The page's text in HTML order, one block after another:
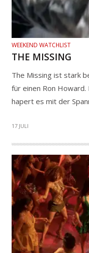
WEEKEND WATCHLIST
THE MISSING
The Missing ist stark
für einen Ron
hapert es mit der
17 JULI